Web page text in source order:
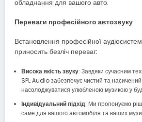
обладнання для вашого авто.
Переваги професійного автозвуку
Встановлення професійної
приносить безліч переваг:
Висока якість звуку: Завдяки сучасним
SPL Audio забезпечує чистий та
насолоджуватися улюбленою музикою у
Індивідуальний підхід: Ми пропонуємо
саме для вашого автомобіля та ваших